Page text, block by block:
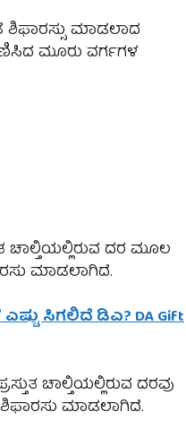
ಮಾಡಲಾದ
ಮೂರು ವರ್ಗಗಳ
ಚಾಲ್ತಿಯಲ್ಲಿರುವ ದರ ಮೂಲ
ಮಾಡಲಾಗಿದೆ.
ಸಿಗಲಿದೆ ಡಿಎ? DA Gift
ಚಾಲ್ತಿಯಲ್ಲಿರುವ ದರವು
ಮಾಡಲಾಗಿದೆ.